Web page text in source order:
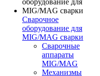
Сварочное
оборудование для
MIG/MAG сварки
Сварочные
аппараты
MIG/MAG
Механизмы